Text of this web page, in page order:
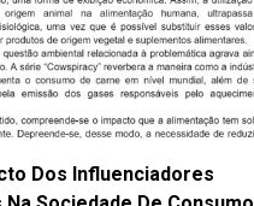
Dos Influenciadores